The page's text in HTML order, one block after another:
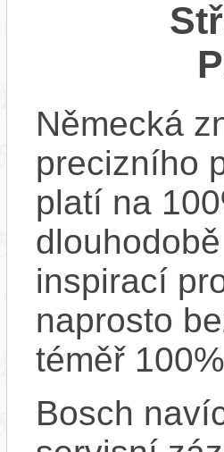
Německá
precizního
platí na
inspirací
naprosto
téměř
Bosch